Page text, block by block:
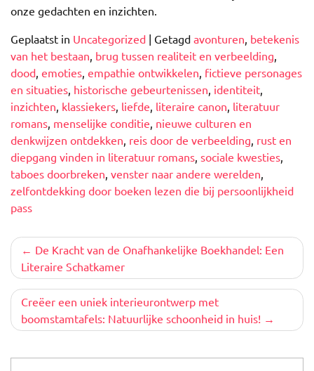
onze gedachten en inzichten.
Geplaatst in Uncategorized | Getagd avonturen, betekenis
van het bestaan, brug tussen realiteit en verbeelding,
dood, emoties, empathie ontwikkelen, fictieve personages
en situaties, historische gebeurtenissen, identiteit,
inzichten, klassiekers, liefde, literaire canon, literatuur
romans, menselijke conditie, nieuwe culturen en
denkwijzen ontdekken, reis door de verbeelding, rust en
diepgang vinden in literatuur romans, sociale kwesties,
taboes doorbreken, venster naar andere werelden,
zelfontdekking door boeken lezen die bij persoonlijkheid
pass
Berichtnavigatie
De Kracht van de Onafhankelijke Boekhandel: Een
Literaire Schatkamer
Creëer een uniek interieurontwerp met
boomstamtafels: Natuurlijke schoonheid in huis!